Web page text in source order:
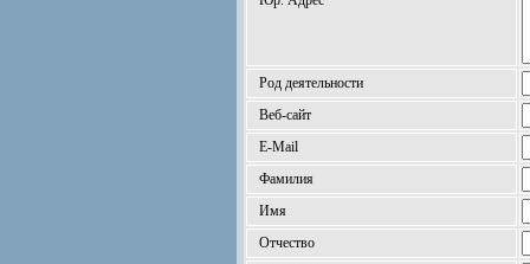
Род деятельности
Веб-сайт
E-Mail
Фамилия
Имя
Отчество